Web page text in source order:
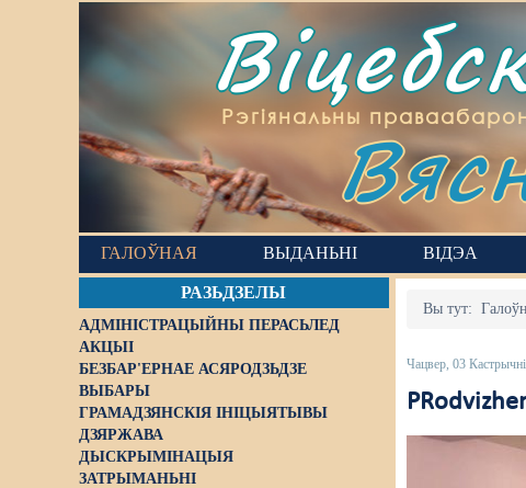
Рэгіянальны
ГАЛОЎНАЯ ВЫДАНЬНІ ВІДЭА
РАЗЬДЗЕЛЫ
АДМІНІСТРАЦЫЙНЫ ПЕРАСЬЛЕД
АКЦЫІ
БЕЗБАР'ЕРНАЕ АСЯРОДЗЬДЗЕ
ВЫБАРЫ
ГРАМАДЗЯНСКІЯ ІНІЦЫЯТЫВЫ
ДЗЯРЖАВА
ДЫСКРЫМІНАЦЫЯ
ЗАТРЫМАНЬНІ
Вы тут:
Чацвер, 03